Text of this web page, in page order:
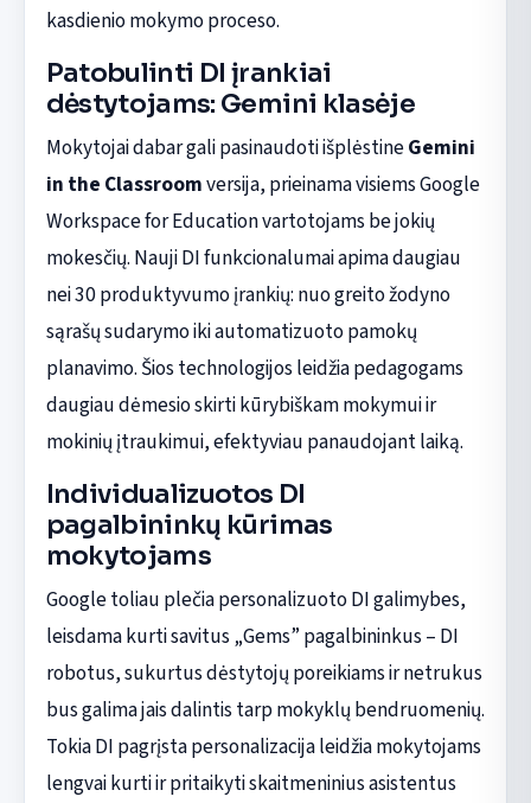
kasdienio mokymo proceso.
Patobulinti DI įrankiai
dėstytojams: Gemini klasėje
Mokytojai dabar gali pasinaudoti išplėstineGemini
in the Classroomversija, prieinama visiems Google
Workspace for Education vartotojams be jokių
mokesčių. Nauji DI funkcionalumai apima daugiau
nei 30 produktyvumo įrankių: nuo greito žodyno
sąrašų sudarymo iki automatizuoto pamokų
planavimo. Šios technologijos leidžia pedagogams
daugiau dėmesio skirti kūrybiškam mokymui ir
mokinių įtraukimui, efektyviau panaudojant laiką.
Individualizuotos DI
pagalbininkų kūrimas
mokytojams
Google toliau plečia personalizuoto DI galimybes,
leisdama kurti savitus „Gems” pagalbininkus – DI
robotus, sukurtus dėstytojų poreikiams ir netrukus
bus galima jais dalintis tarp mokyklų bendruomenių.
Tokia DI pagrįsta personalizacija leidžia mokytojams
lengvai kurti ir pritaikyti skaitmeninius asistentus